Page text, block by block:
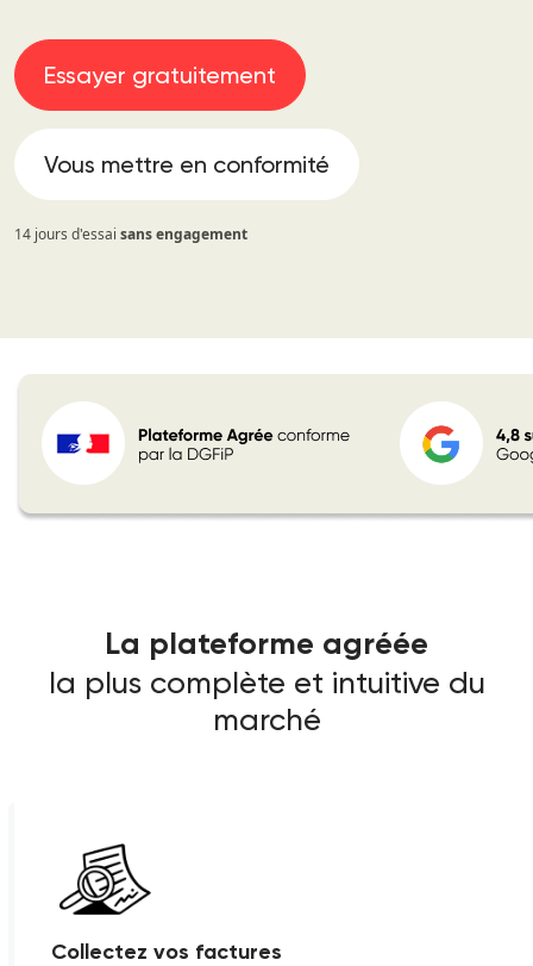
Essayer gratuitement
Vous mettre en conformité
14 jours d'essai sans engagement
La plateforme agréée
la plus complète et intuitive du
marché
Collectez vos factures